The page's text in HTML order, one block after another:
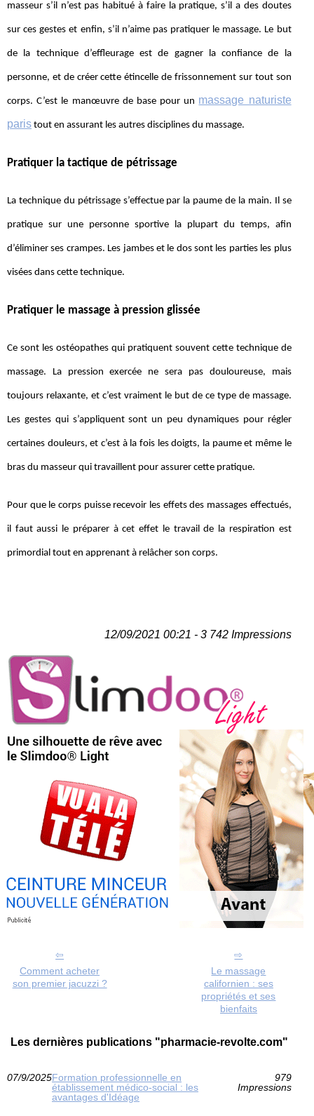
masseur s’il n’est pas habitué à faire la pratique, s’il a des doutes
sur ces gestes et enfin, s’il n’aime pas pratiquer le massage. Le but
de la technique d’effleurage est de gagner la confiance de la
personne, et de créer cette étincelle de frissonnement sur tout son
corps. C’est le manœuvre de base pour un massage naturiste
paris tout en assurant les autres disciplines du massage.
Pratiquer la tactique de pétrissage
La technique du pétrissage s’effectue par la paume de la main. Il se
pratique sur une personne sportive la plupart du temps, afin
d’éliminer ses crampes. Les jambes et le dos sont les parties les plus
visées dans cette technique.
Pratiquer le massage à pression glissée
Ce sont les ostéopathes qui pratiquent souvent cette technique de
massage. La pression exercée ne sera pas douloureuse, mais
toujours relaxante, et c’est vraiment le but de ce type de massage.
Les gestes qui s’appliquent sont un peu dynamiques pour régler
certaines douleurs, et c’est à la fois les doigts, la paume et même le
bras du masseur qui travaillent pour assurer cette pratique.
Pour que le corps puisse recevoir les effets des massages effectués,
il faut aussi le préparer à cet effet le travail de la respiration est
primordial tout en apprenant à relâcher son corps.
12/09/2021 00:21 - 3 742 Impressions
Comment acheter
son premier jacuzzi ?
Le massage
californien : ses
propriétés et ses
bienfaits
Les dernières publications "pharmacie-revolte.com"
07/9/2025Formation professionnelle en
établissement médico-social : les
avantages d'Idéage
979
Impressions